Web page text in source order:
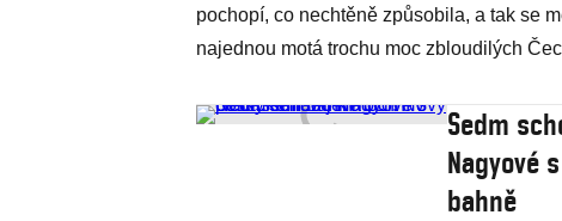
pochopí, co nechtěně způsobila, a tak se
najednou motá trochu moc zbloudilých
Sedm
Nagyové
bahně